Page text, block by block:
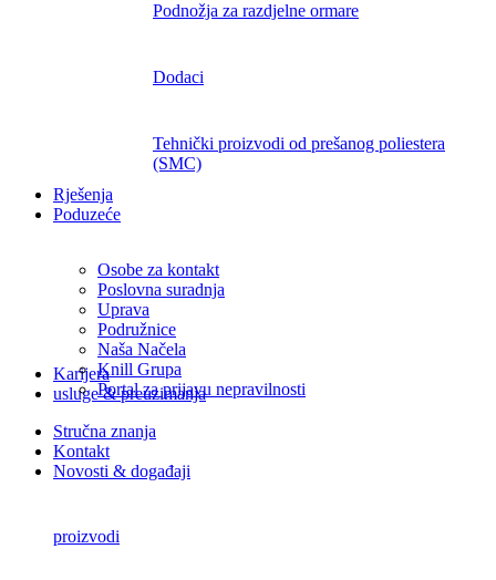
Podnožja za razdjelne ormare
Dodaci
Tehnički proizvodi od prešanog poliestera
(SMC)
Rješenja
Poduzeće
Osobe za kontakt
Poslovna suradnja
Uprava
Podružnice
Naša Načela
Knill Grupa
Portal za prijavu nepravilnosti
Karijera
usluge & preuzimanja
Stručna znanja
Kontakt
Novosti & događaji
proizvodi